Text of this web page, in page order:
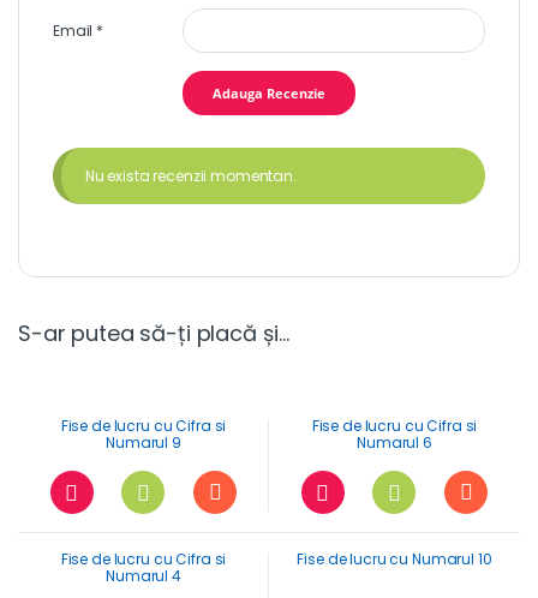
Email *
Nu exista recenzii momentan.
S-ar putea să-ți placă și…
Fise de lucru cu Cifra si
Numarul 9
Fise de lucru cu Cifra si
Numarul 6
Fise de lucru cu Cifra si
Numarul 4
Fise de lucru cu Numarul 10